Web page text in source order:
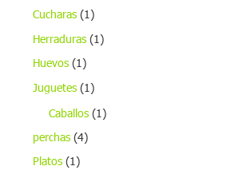
Cucharas (1)
Herraduras (1)
Huevos (1)
Juguetes (1)
Caballos (1)
perchas (4)
Platos (1)